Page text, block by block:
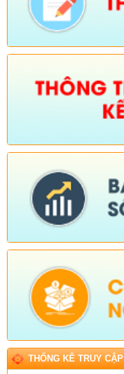
THỐNG KÊ TRUY CẬP